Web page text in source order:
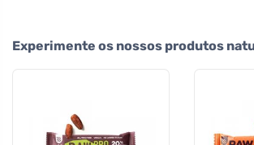
Experimente os nossos produtos